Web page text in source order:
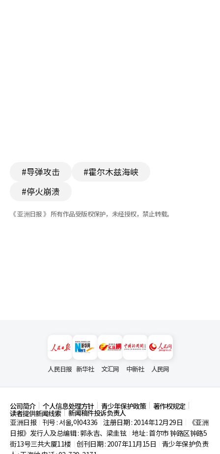
#导弹攻击
#霍尔木兹海峡
#停火崩溃
《 亚洲日报 》 所有作品受版权保护，未经授权，禁止转载。
人民日报 新华社 文汇网 中新社 人民网
公司简介 个人信息处理方针 青少年保护政策 著作权规定
读者提供新闻线索
新闻稿件投诉负责人
亚洲日报
刊号 : 서울,아04336 注册日期 : 2014年12月29日
《亚洲
日报》发行人及总编辑 : 郭永吉、梁圭铉 地址 : 首尔市钟路区钟路5
街13号三共大厦11楼 创刊日期 : 2007年11月15日
青少年保护负责